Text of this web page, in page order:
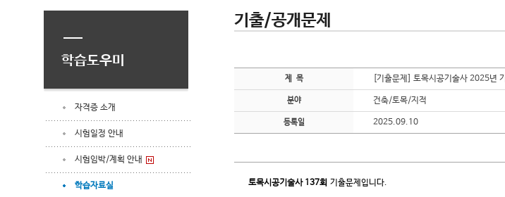
학습도우미
자격증 소개
시험일정 안내
시험임박/계획 안내
학습자료실
기출/공개문제
제 목 [기출문제] 토목시공기술사 2025년
분야 건축/토목/지적
등록일 2025.09.10
토목시공기술사 137회 기출문제입니다.